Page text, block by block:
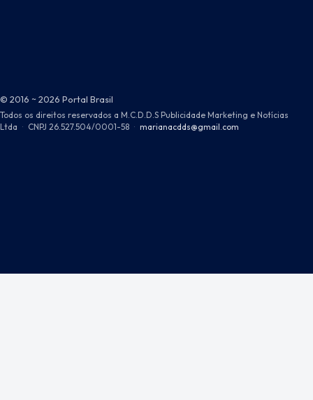
© 2016 ~ 2026 Portal Brasil
Todos os direitos reservados a M.C.D.D.S Publicidade Marketing e Notícias
Ltda · CNPJ 26.527.504/0001-58 · marianacdds@gmail.com